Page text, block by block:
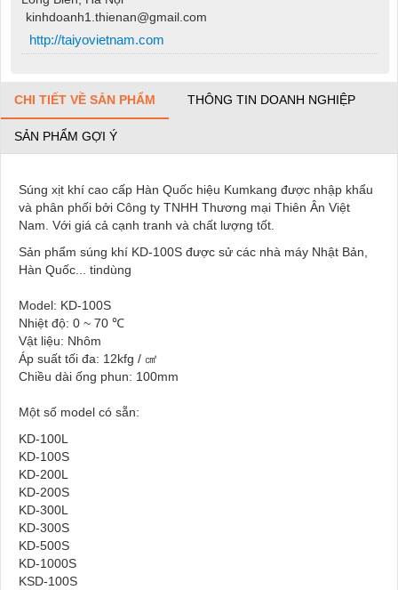
kinhdoanh1.thienan@gmail.com
http://taiyovietnam.com
CHI TIẾT VỀ SẢN PHẨM THÔNG TIN DOANH NGHIỆP
SẢN PHẨM GỢI Ý
Súng xịt khí cao cấp Hàn Quốc hiệu Kumkang được nhập khẩu
và phân phối bởi Công ty TNHH Thương mại Thiên Ân Việt
Nam. Với giá cả cạnh tranh và chất lượng tốt.
Sản phẩm súng khí KD-100S được sử các nhà máy Nhật Bản,
Hàn Quốc... tindùng
Model: KD-100S
Nhiệt độ: 0 ~ 70 ℃
Vật liệu: Nhôm
Áp suất tối đa: 12kfg / ㎠
Chiều dài ống phun: 100mm
Một số model có sẵn:
KD-100L
KD-100S
KD-200L
KD-200S
KD-300L
KD-300S
KD-500S
KD-1000S
KSD-100S